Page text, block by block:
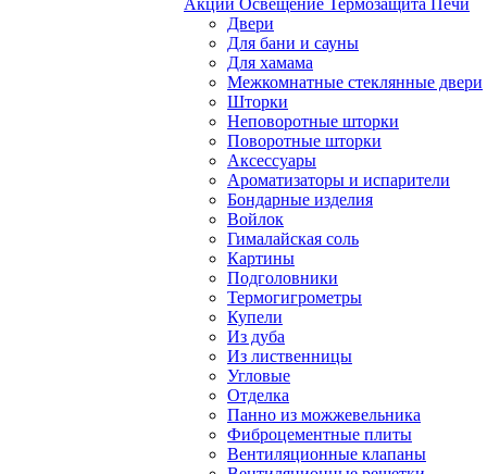
Акции Освещение Термозащита Печи
Двери
Для бани и сауны
Для хамама
Межкомнатные стеклянные двери
Шторки
Неповоротные шторки
Поворотные шторки
Аксессуары
Ароматизаторы и испарители
Бондарные изделия
Войлок
Гималайская соль
Картины
Подголовники
Термогигрометры
Купели
Из дуба
Из лиственницы
Угловые
Отделка
Панно из можжевельника
Фиброцементные плиты
Вентиляционные клапаны